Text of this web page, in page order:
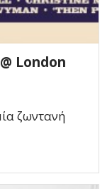
London
ζωντανή